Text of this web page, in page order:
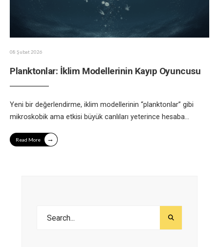
08 Şubat 2026
Planktonlar: İklim Modellerinin Kayıp Oyuncusu
Yeni bir değerlendirme, iklim modellerinin “planktonlar” gibi
mikroskobik ama etkisi büyük canlıları yeterince hesaba...
Read More →